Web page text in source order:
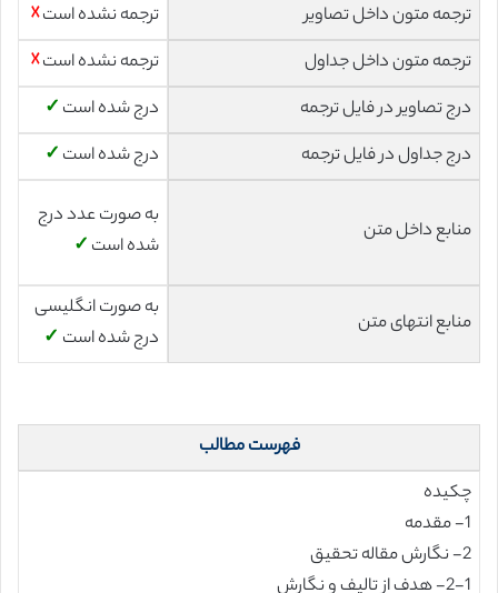
ترجمه متون داخل تصاویر
ترجمه نشده است☓
ترجمه متون داخل جداول
ترجمه نشده است☓
درج تصاویر در فایل ترجمه
درج شده است ✓
درج جداول در فایل ترجمه
درج شده است ✓
منابع داخل متن
به صورت عدد درج
شده است ✓
منابع انتهای متن
به صورت انگلیسی
درج شده است ✓
فهرست مطالب
چکیده
1- مقدمه
2- نگارش مقاله تحقیق
2-1- هدف از تالیف و نگارش